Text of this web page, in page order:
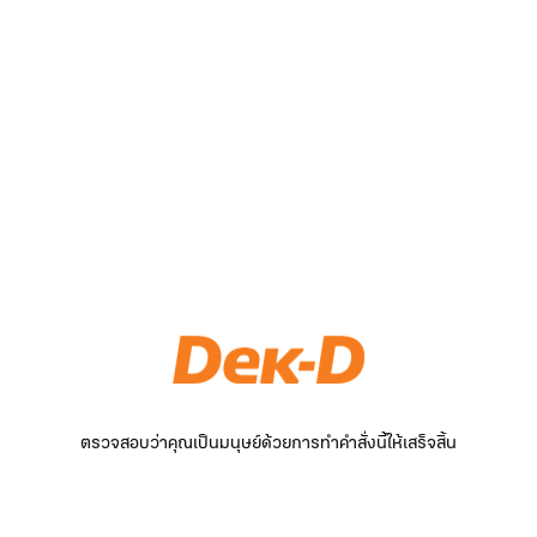
ตรวจสอบว่าคุณเป็นมนุษย์ด้วยการทำคำสั่งนี้ให้เสร็จสิ้น